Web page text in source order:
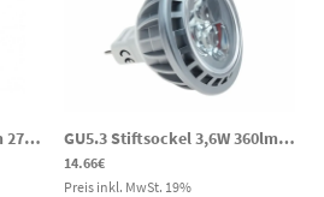
G4 Stiftsockel 1,5W 150lm 2700K 10-30VDC 10-24VAC LED Leuchtmittel GU5.3 Stiftsockel 3,6W 360lm 2850K 13,5-28V DC 24V AC LED Spot
14.66€
Preis inkl. MwSt. 19%